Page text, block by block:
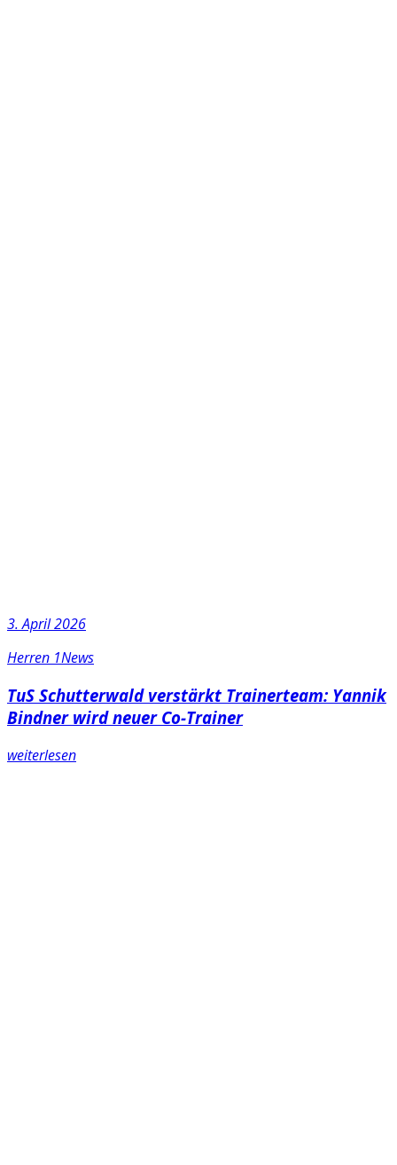
3. April 2026
Herren 1News
TuS Schutterwald verstärkt Trainerteam: Yannik
Bindner wird neuer Co-Trainer
weiterlesen